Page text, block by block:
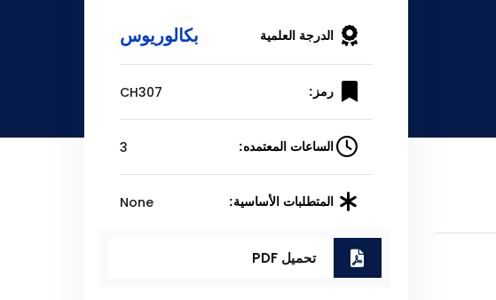
الدرجة العلمية بكالوريوس
رمز: CH307
الساعات المعتمده: 3
المتطلبات الأساسية: None
تحميل PDF